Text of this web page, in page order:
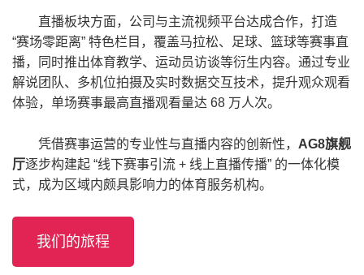
直播板块方面，公司与主流视频平台达成合作，打造
“赛场零距离” 特色栏目，覆盖马拉松、足球、篮球等赛事直
播，同时推出体育教学、运动员访谈等衍生内容。通过专业
解说团队、多机位拍摄及实时数据交互技术，提升观众观看
体验，单场赛事最高直播观看量达 68 万人次。
凭借赛事运营的专业性与直播内容的创新性， AG8旗舰
厅逐步构建起 “线下赛事引流 + 线上直播传播” 的一体化模
式，成为区域内颇具影响力的体育服务机构。
我们的旅程